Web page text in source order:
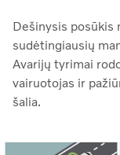
Dešinysis posūkis
sudėtingiausių
Avarijų tyrimai
vairuotojas ir
šalia.